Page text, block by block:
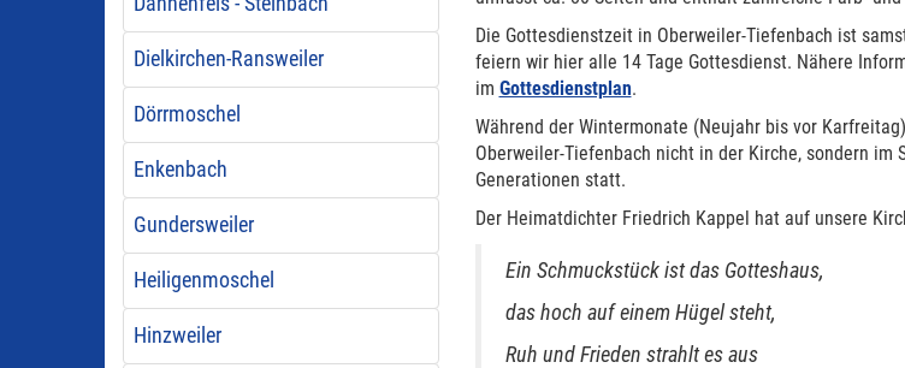
Dielkirchen-Ransweiler
Dörrmoschel
Enkenbach
Gundersweiler
Heiligenmoschel
Hinzweiler
Die Gottesdienstzeit in Oberweiler-Tiefenbach ist
feiern wir hier alle 14 Tage Gottesdienst. Nähere
im Gottesdienstplan.
Während der Wintermonate (Neujahr bis vor
Oberweiler-Tiefenbach nicht in der Kirche, sondern im
Generationen statt.
Der Heimatdichter Friedrich Kappel hat auf unsere
Ein Schmuckstück ist das Gotteshaus,
das hoch auf einem Hügel steht,
Ruh und Frieden strahlt es aus